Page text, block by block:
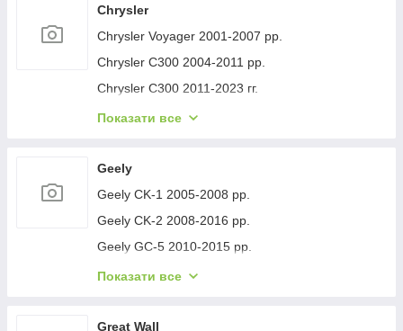
Buick Verano 2016-2021 рр.
Buick Enclave 2007-2012 рр.
Chrysler
Chrysler Voyager 2001-2007 рр.
Chrysler C300 2004-2011 рр.
Chrysler C300 2011-2023 гг.
Chrysler Voyager 1996-2001 рр.
Chrysler 200 II 2014-2017 рр.
Показати все
Geely
Geely CK-1 2005-2008 рр.
Geely CK-2 2008-2016 рр.
Geely GC-5 2010-2015 рр.
Geely GC-6 2014-2020 рр.
Geely Emgrand EC7 2009- рр.
Показати все
Great Wall